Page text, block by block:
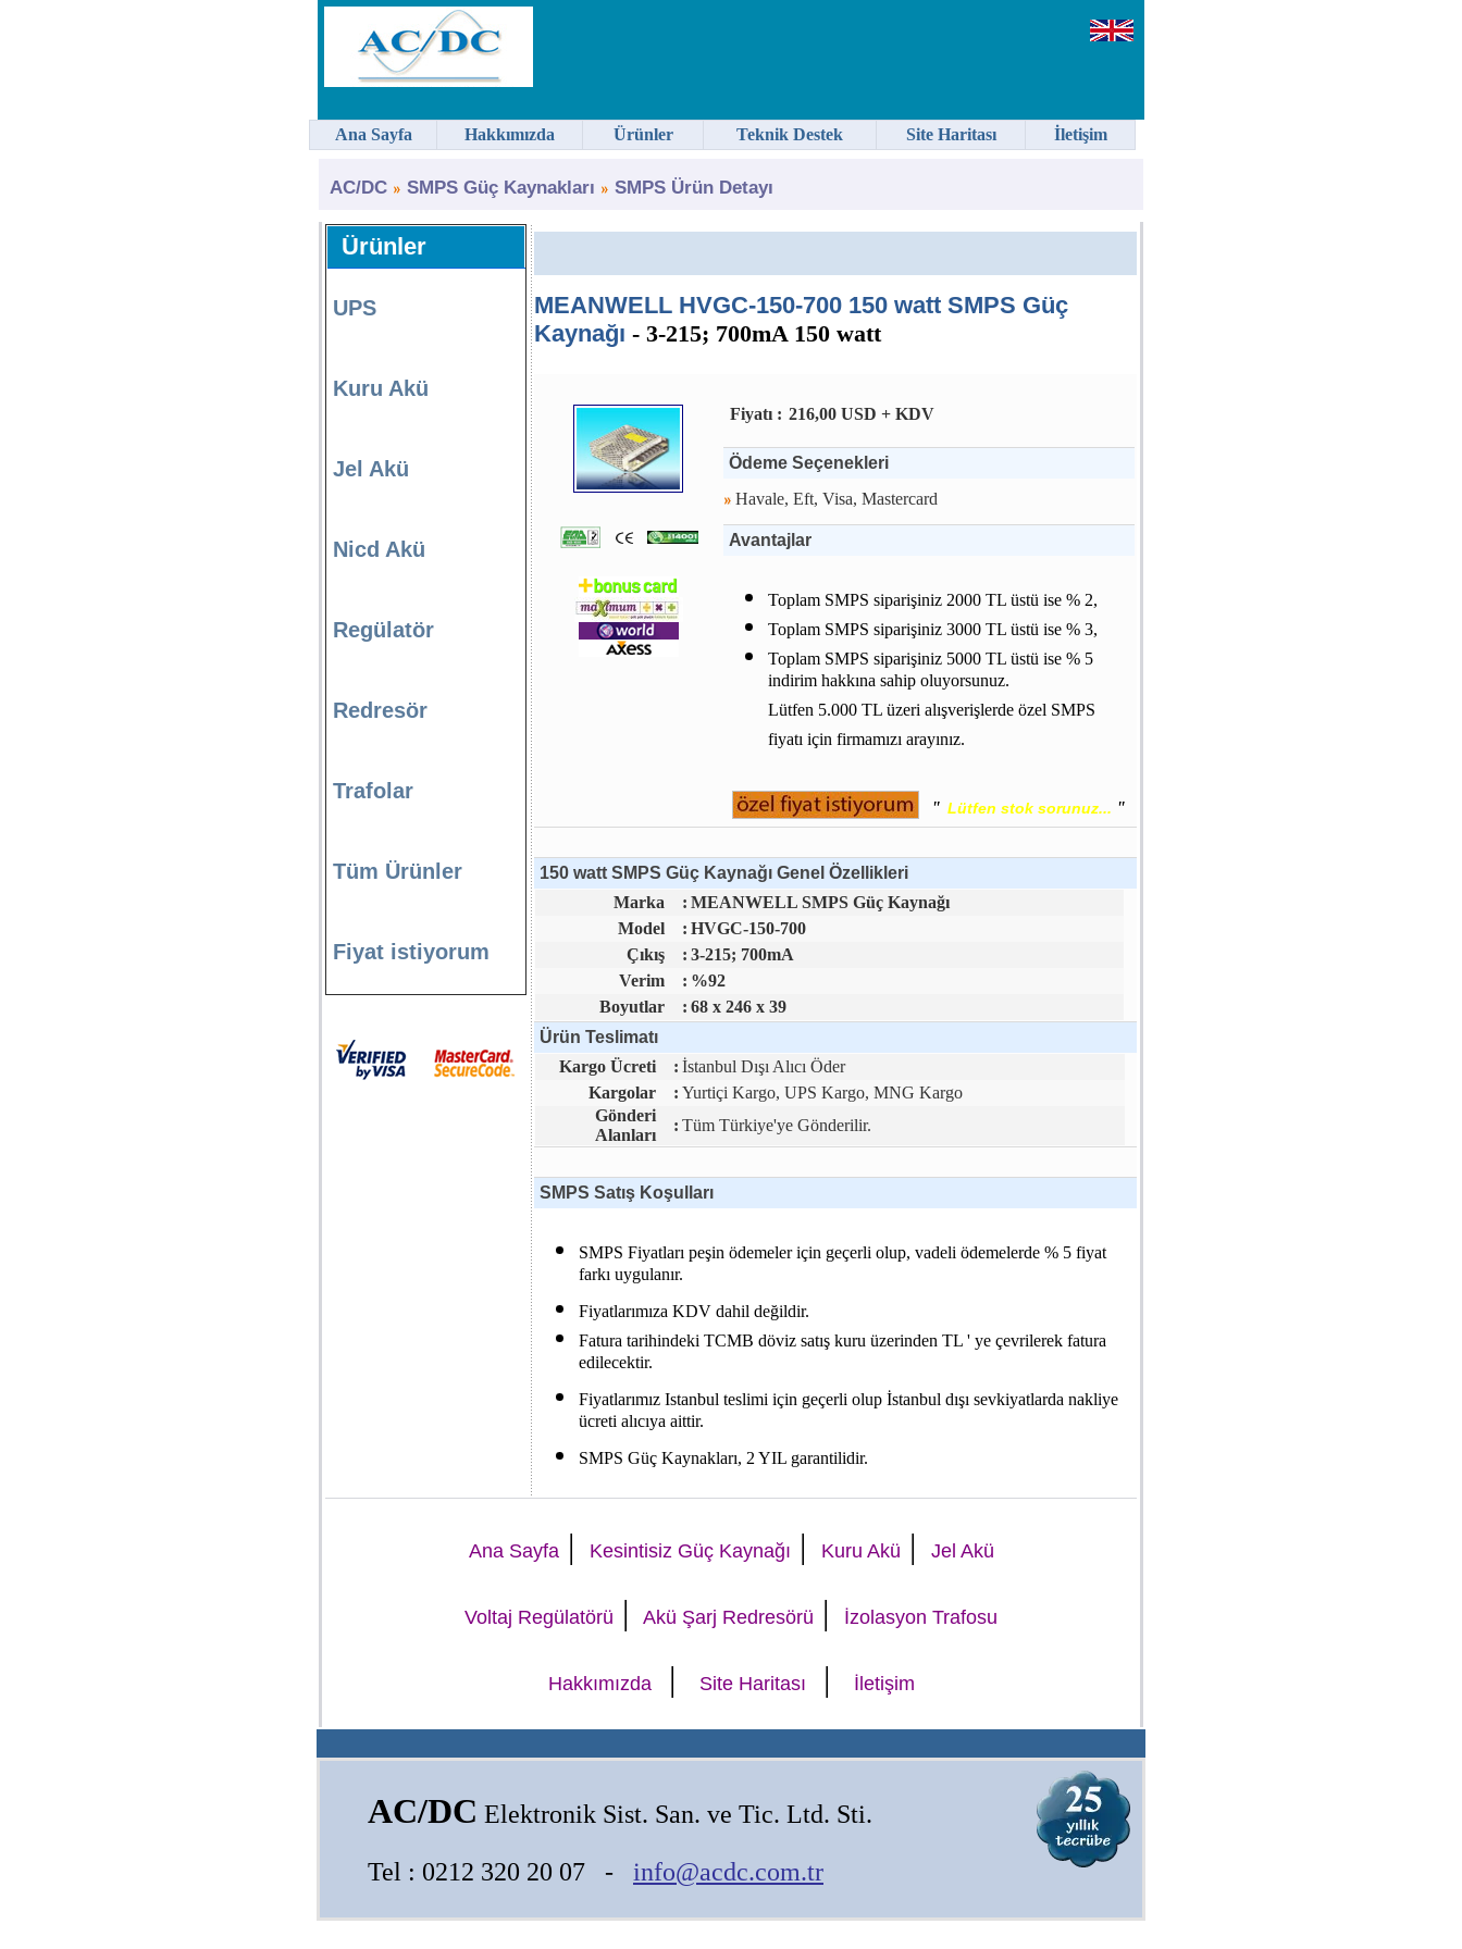
AC/DC SMPS Güç Kaynakları SMPS Ürün Detayı
Ürünler
UPS
Kuru Akü
Jel Akü
Nicd Akü
Regülatör
Redresör
Trafolar
Tüm Ürünler
Fiyat istiyorum
MEANWELL HVGC-150-700 150 watt SMPS Güç
Kaynağı - 3-215; 700mA 150 watt
Fiyatı : 216,00 USD + KDV
Ödeme Seçenekleri
Havale, Eft, Visa, Mastercard
Avantajlar
Toplam SMPS siparişiniz 2000 TL üstü ise % 2,
Toplam SMPS siparişiniz 3000 TL üstü ise % 3,
Toplam SMPS siparişiniz 5000 TL üstü ise % 5
indirim hakkına sahip oluyorsunuz.
Lütfen 5.000 TL üzeri alışverişlerde özel SMPS
fiyatı için firmamızı arayınız.
" Lütfen stok sorunuz... "
150 watt SMPS Güç Kaynağı Genel Özellikleri
Marka
: MEANWELL SMPS Güç Kaynağı
Model
: HVGC-150-700
Çıkış
: 3-215; 700mA
Verim
: %92
Boyutlar
: 68 x 246 x 39
Ürün Teslimatı
Kargo Ücreti
: İstanbul Dışı Alıcı Öder
Kargolar
: Yurtiçi Kargo, UPS Kargo, MNG Kargo
Gönderi
Alanları
: Tüm Türkiye'ye Gönderilir.
SMPS Satış Koşulları
SMPS Fiyatları peşin ödemeler için geçerli olup, vadeli ödemelerde % 5 fiyat
farkı uygulanır.
Fiyatlarımıza KDV dahil değildir.
Fatura tarihindeki TCMB döviz satış kuru üzerinden TL ' ye çevrilerek fatura
edilecektir.
Fiyatlarımız Istanbul teslimi için geçerli olup İstanbul dışı sevkiyatlarda nakliye
ücreti alıcıya aittir.
SMPS Güç Kaynakları, 2 YIL garantilidir.
Ana Sayfa| Kesintisiz Güç Kaynağı | Kuru Akü | Jel Akü
Voltaj Regülatörü | Akü Şarj Redresörü | İzolasyon Trafosu
Hakkımızda| Site Haritası | İletişim
AC/DC Elektronik Sist. San. ve Tic. Ltd. Sti.
Tel : 0212 320 20 07 - info@acdc.com.tr
Ana Sayfa Hakkımızda Ürünler Teknik Destek Site Haritası İletişim